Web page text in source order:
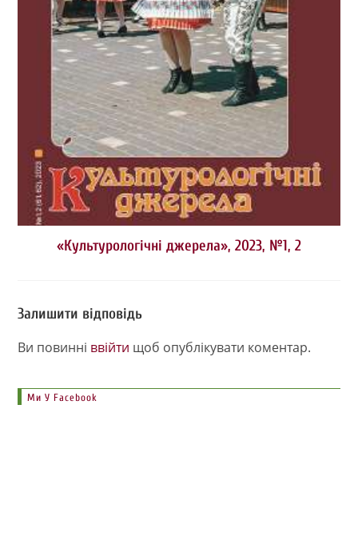
«Культурологічні джерела», 2023, №1, 2
Залишити відповідь
Ви повинні ввійти щоб опублікувати коментар.
Ми У Facebook